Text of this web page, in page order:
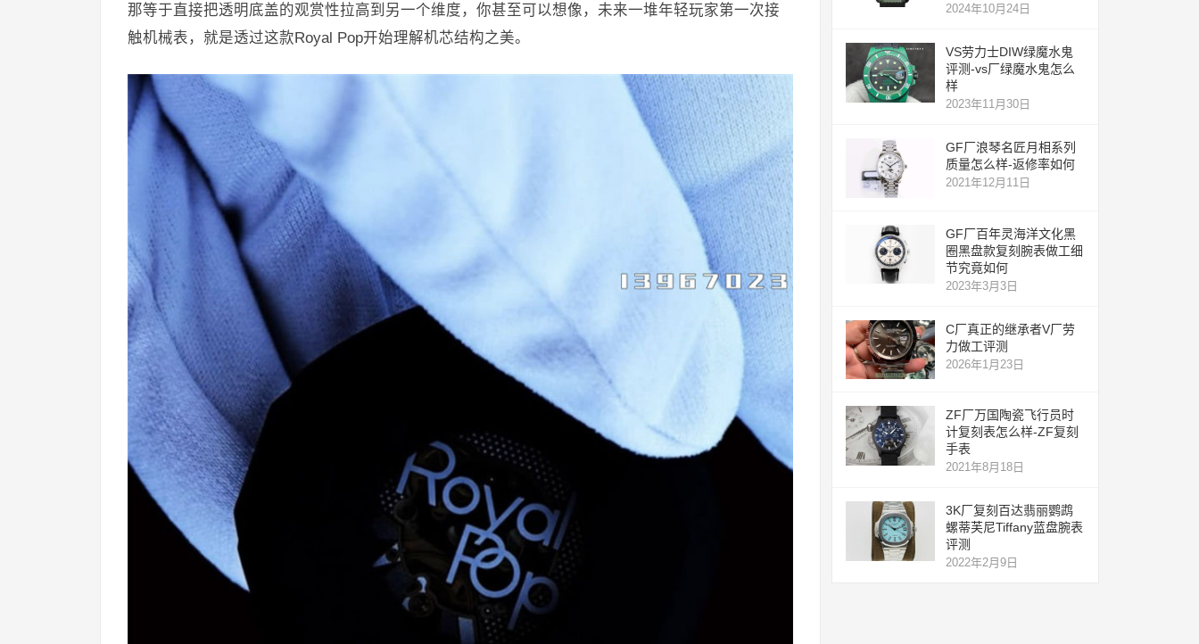
那等于直接把透明底盖的观赏性拉高到另一个维度，你甚至可以想像，未来一堆年轻玩家第一次接
触机械表，就是透过这款Royal Pop开始理解机芯结构之美。
2024年10月24日
VS劳力士DIW绿魔水鬼
评测-vs厂绿魔水鬼怎么
样
2023年11月30日
GF厂浪琴名匠月相系列
质量怎么样-返修率如何
2021年12月11日
GF厂百年灵海洋文化黑
圈黑盘款复刻腕表做工细
节究竟如何
2023年3月3日
C厂真正的继承者V厂劳
力做工评测
2026年1月23日
ZF厂万国陶瓷飞行员时
计复刻表怎么样-ZF复刻
手表
2021年8月18日
3K厂复刻百达翡丽鹦鹉
螺蒂芙尼Tiffany蓝盘腕表
评测
2022年2月9日